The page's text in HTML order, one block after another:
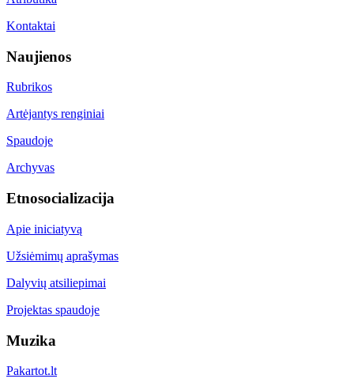
Kontaktai
Naujienos
Rubrikos
Artėjantys renginiai
Spaudoje
Archyvas
Etnosocializacija
Apie iniciatyvą
Užsiėmimų aprašymas
Dalyvių atsiliepimai
Projektas spaudoje
Muzika
Pakartot.lt